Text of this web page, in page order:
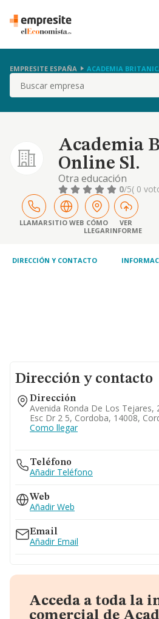
EMPRESITE ESPAÑA ACADEMIA
Buscar
Academia
Online Sl.
Otra educación
0/5( 0
LLAMARSITIO WEB CÓMO
LLEGAR
VER
INFORME
DIRECCIÓN Y CONTACTO
Dirección y contacto
Dirección
Avenida Ronda De Los Tejares,
Esc Dr 2 5, Cordoba, 14008,
Como llegar
Teléfono
Añadir Teléfono
Web
Añadir Web
Email
Añadir Email
Acceda a toda la
comercial de